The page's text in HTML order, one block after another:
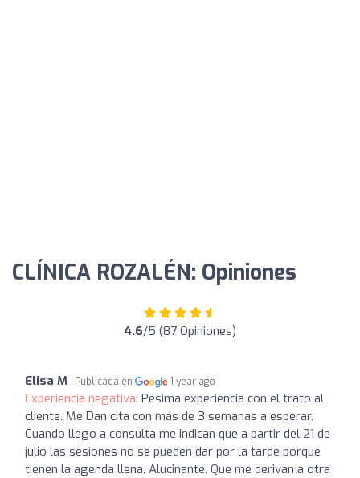
CLÍNICA ROZALÉN: Opiniones
4.6/5 (87 Opiniones)
Elisa M Publicada en 1 year ago
Experiencia negativa: Pésima experiencia con el trato al
cliente. Me Dan cita con más de 3 semanas a esperar.
Cuando llego a consulta me indican que a partir del 21 de
julio las sesiones no se pueden dar por la tarde porque
tienen la agenda llena. Alucinante. Que me derivan a otra